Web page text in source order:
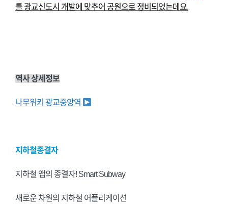
를광교신도시 개발에 맞추어 공원으로 정비되었는데요.
역사 상세정보
나무위키 광교중앙역
지하철종결자
지하철 앱의 종결자! Smart Subway
새로운 차원의 지하철 어플리케이션